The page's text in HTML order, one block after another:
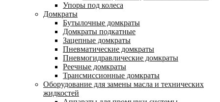
Упоры под колеса
Домкраты
Бутылочные домкраты
Домкраты подкатные
Зацепные домкраты
Пневматические домкраты
Пневмогидравлические домкраты
Реечные домкраты
Трансмиссионные домкраты
Оборудование для замены масла и технических
жидкостей